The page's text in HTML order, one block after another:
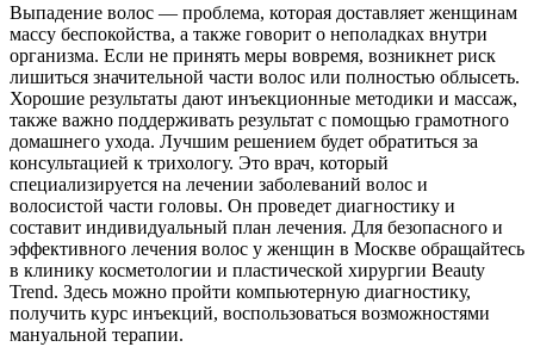
Выпадение волос — проблема, которая доставляет женщинам
массу беспокойства, а также говорит о неполадках внутри
организма. Если не принять меры вовремя, возникнет риск
лишиться значительной части волос или полностью облысеть.
Хорошие результаты дают инъекционные методики и массаж,
также важно поддерживать результат с помощью грамотного
домашнего ухода. Лучшим решением будет обратиться за
консультацией к трихологу. Это врач, который
специализируется на лечении заболеваний волос и
волосистой части головы. Он проведет диагностику и
составит индивидуальный план лечения. Для безопасного и
эффективного лечения волос у женщин в Москве обращайтесь
в клинику косметологии и пластической хирургии Beauty
Trend. Здесь можно пройти компьютерную диагностику,
получить курс инъекций, воспользоваться возможностями
мануальной терапии.